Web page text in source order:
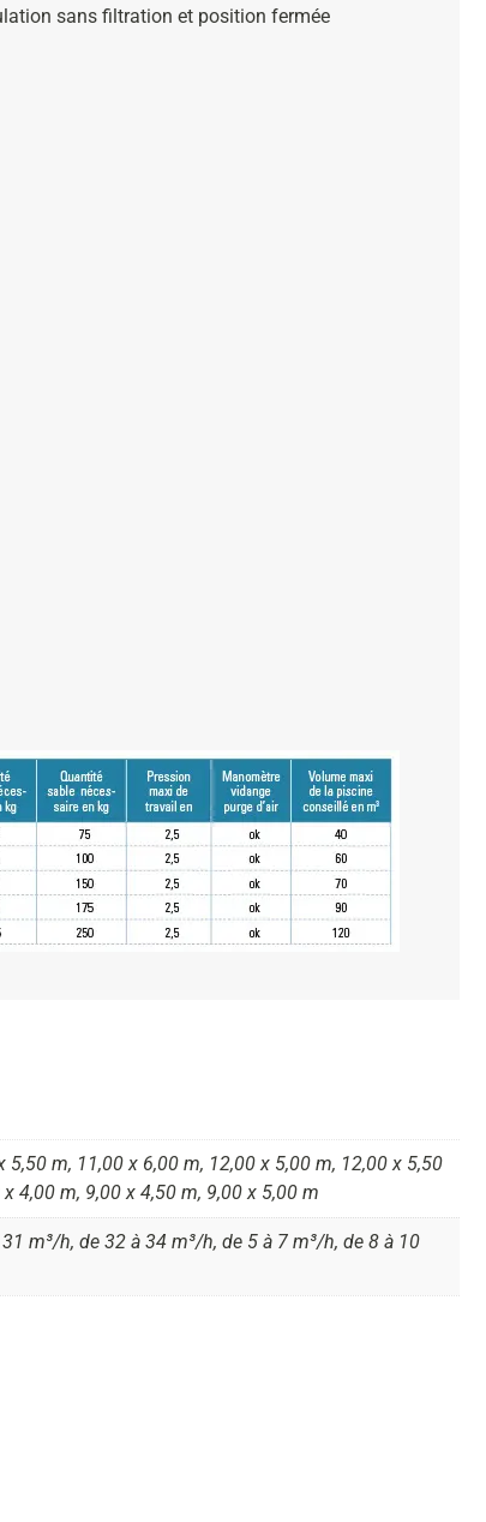
sans filtration et position fermée
m, 11,00 x 6,00 m, 12,00 x 5,00 m, 12,00 x 5,50
4,00 m, 9,00 x 4,50 m, 9,00 x 5,00 m
m³/h, de 32 à 34 m³/h, de 5 à 7 m³/h, de 8 à 10